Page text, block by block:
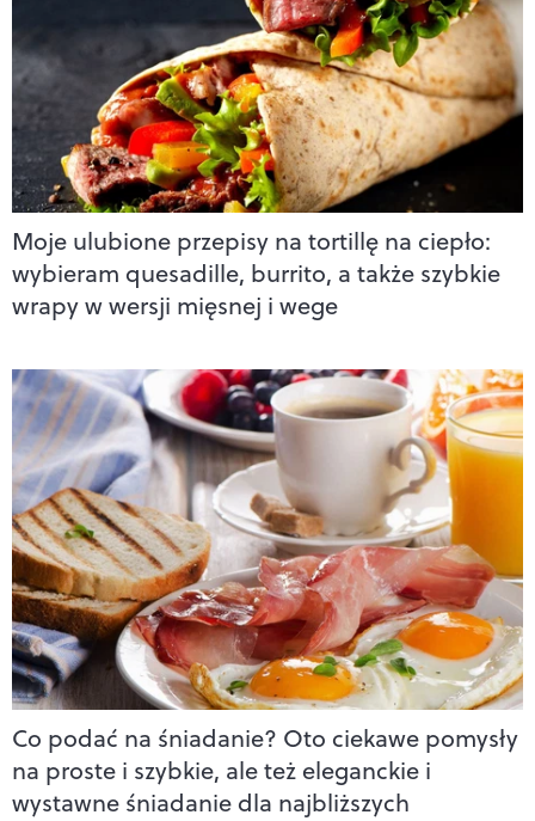
Moje ulubione przepisy na tortillę na ciepło:
wybieram quesadille, burrito, a także szybkie
wrapy w wersji mięsnej i wege
Co podać na śniadanie? Oto ciekawe pomysły
na proste i szybkie, ale też eleganckie i
wystawne śniadanie dla najbliższych